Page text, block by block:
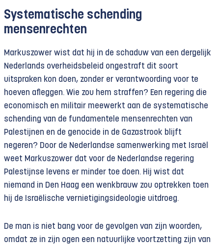
Systematische schending
mensenrechten
Markuszower wist dat hij in de schaduw van een dergelijk
Nederlands overheidsbeleid ongestraft dit soort
uitspraken kon doen, zonder er verantwoording voor te
hoeven afleggen. Wie zou hem straffen? Een regering die
economisch en militair meewerkt aan de systematische
schending van de fundamentele mensenrechten van
Palestijnen en de genocide in de Gazastrook blijft
negeren? Door de Nederlandse samenwerking met Israël
weet Markuszower dat voor de Nederlandse regering
Palestijnse levens er minder toe doen. Hij wist dat
niemand in Den Haag een wenkbrauw zou optrekken toen
hij de Israëlische vernietigingsideologie uitdroeg.
De man is niet bang voor de gevolgen van zijn woorden,
omdat ze in zijn ogen een ​​natuurlijke voortzetting zijn van